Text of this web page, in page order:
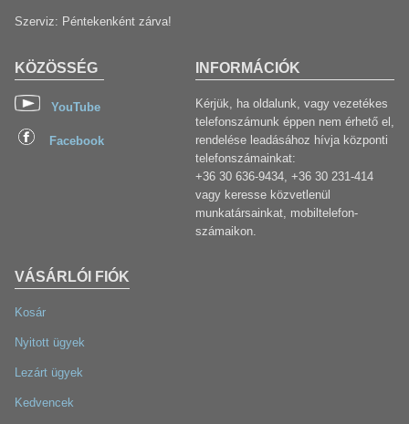
Szerviz: Péntekenként zárva!
VÁSÁRLÓI FIÓK
Kosár
Nyitott ügyek
Lezárt ügyek
Kedvencek
KÖZÖSSÉG
YouTube
Facebook
INFORMÁCIÓK
Kérjük, ha oldalunk, vagy vezetékes
telefonszámunk éppen nem érhető el,
rendelése leadásához hívja központi
telefonszámainkat:
+36 30 636-9434, +36 30 231-414
vagy keresse közvetlenül
munkatársainkat, mobiltelefon-
számaikon.